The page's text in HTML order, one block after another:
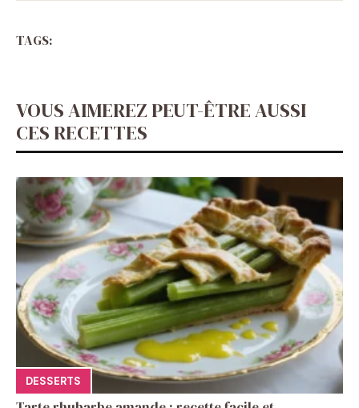
TAGS:
VOUS AIMEREZ PEUT-ÊTRE AUSSI
CES RECETTES
DESSERTS